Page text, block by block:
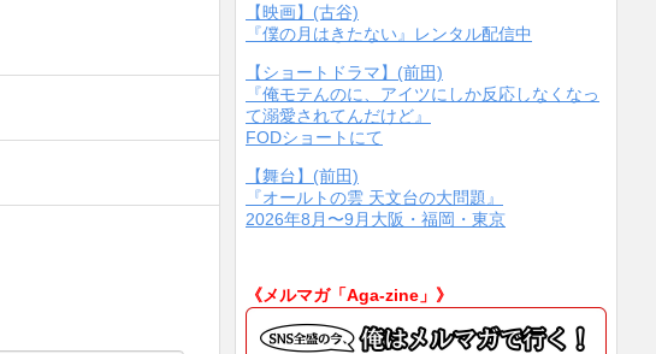
【映画】(古谷)
『僕の月はきたない』レンタル配信中
【ショートドラマ】(前田)
『俺モテんのに、アイツにしか反応しなくなっ
て溺愛されてんだけど』
FODショートにて
【舞台】(前田)
『オールトの雲 天文台の大問題』
2026年8月〜9月大阪・福岡・東京
《メルマガ「Aga-zine」》